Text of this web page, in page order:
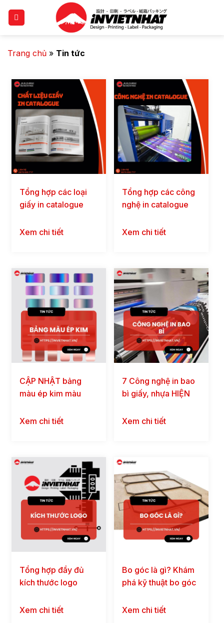
Trang chủ » Tin tức
Tổng hợp các loại
giấy in catalogue
Xem chi tiết
Tổng hợp các công
nghệ in catalogue
Xem chi tiết
CẬP NHẬT bảng
màu ép kim màu
Hologram
Xem chi tiết
7 Công nghệ in bao
bì giấy, nhựa HIỆN
Xem chi tiết
Tổng hợp đầy đủ
kích thước logo
website và mạng xã
Xem chi tiết
Bo góc là gì? Khám
phá kỹ thuật bo góc
Xem chi tiết